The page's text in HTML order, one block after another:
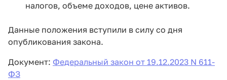
налогов, объеме доходов, цене активов.
Данные положения вступили в силу со дня
опубликования закона.
Документ: Федеральный закон от 19.12.2023 N 611-
ФЗ